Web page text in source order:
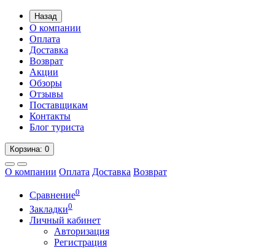
Назад
О компании
Оплата
Доставка
Возврат
Акции
Обзоры
Отзывы
Поставщикам
Контакты
Блог туриста
Корзина: 0
О компании Оплата Доставка Возврат
Сравнение0
Закладки0
Личный кабинет
Авторизация
Регистрация